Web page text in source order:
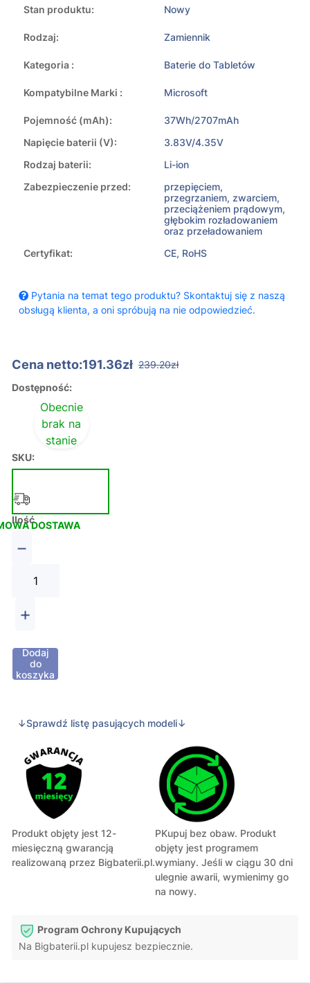
Stan produktu: Nowy
Rodzaj: Zamiennik
Kategoria : Baterie do Tabletów
Kompatybilne Marki : Microsoft
Pojemność (mAh):
37Wh/2707mAh
Napięcie baterii (V):
3.83V/4.35V
Rodzaj baterii:
Li-ion
Zabezpieczenie przed:
przepięciem,
przegrzaniem, zwarciem,
przeciążeniem prądowym,
głębokim rozładowaniem
oraz przeładowaniem
Certyfikat:
CE, RoHS
Pytania na temat tego produktu? Skontaktuj się z naszą
obsługą klienta, a oni spróbują na nie odpowiedzieć.
Cena netto:191.36zł 239.20zł
Dostępność:
Obecnie
brak na
stanie
SKU:
DOSTAWA
Ilość
−
+
Dodaj
do
koszyka
↓Sprawdź listę pasujących modeli↓
Produkt objęty jest 12-
miesięczną gwarancją
realizowaną przez Bigbaterii.pl.
PKupuj bez obaw. Produkt
objęty jest programem
wymiany. Jeśli w ciągu 30 dni
ulegnie awarii, wymienimy go
na nowy.
Program Ochrony Kupujących
Na Bigbaterii.pl kupujesz bezpiecznie.